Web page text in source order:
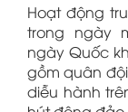
Hoạt động
trong ngày
ngày Quốc
gồm quân
diễu hành